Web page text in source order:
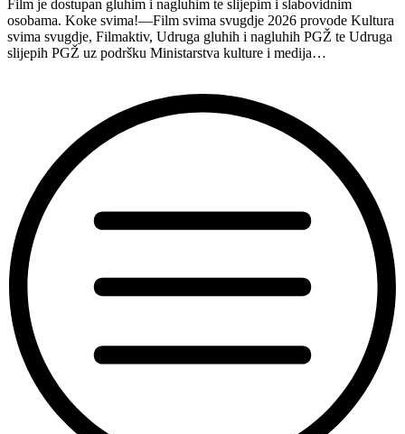
Film je dostupan gluhim i nagluhim te slijepim i slabovidnim
osobama. Koke svima!—Film svima svugdje 2026 provode Kultura
svima svugdje, Filmaktiv, Udruga gluhih i nagluhih PGŽ te Udruga
slijepih PGŽ uz podršku Ministarstva kulture i medija…